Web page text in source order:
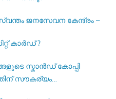
ജനസേവന കേന്ദ്രം –
കാർഡ് ?
സ്കാന്‍ഡ് കോപ്പി
സൗകര്യം